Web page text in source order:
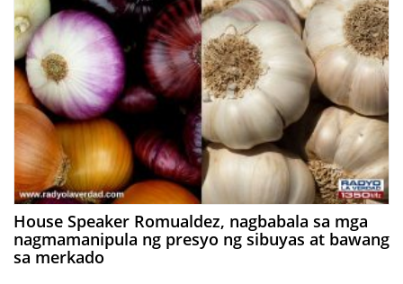
House Speaker Romualdez, nagbabala sa mga
nagmamanipula ng presyo ng sibuyas at bawang
sa merkado